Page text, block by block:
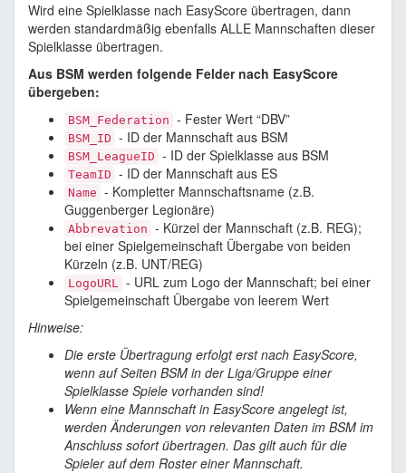
Wird eine Spielklasse nach EasyScore übertragen, dann
werden standardmäßig ebenfalls ALLE Mannschaften dieser
Spielklasse übertragen.
Aus BSM werden folgende Felder nach EasyScore
übergeben:
BSM_Federation - Fester Wert “DBV”
BSM_ID - ID der Mannschaft aus BSM
BSM_LeagueID - ID der Spielklasse aus BSM
TeamID - ID der Mannschaft aus ES
Name - Kompletter Mannschaftsname (z.B.
Guggenberger Legionäre)
Abbrevation - Kürzel der Mannschaft (z.B. REG);
bei einer Spielgemeinschaft Übergabe von beiden
Kürzeln (z.B. UNT/REG)
LogoURL - URL zum Logo der Mannschaft; bei einer
Spielgemeinschaft Übergabe von leerem Wert
Hinweise:
Die erste Übertragung erfolgt erst nach EasyScore,
wenn auf Seiten BSM in der Liga/Gruppe einer
Spielklasse Spiele vorhanden sind!
Wenn eine Mannschaft in EasyScore angelegt ist,
werden Änderungen von relevanten Daten im BSM im
Anschluss sofort übertragen. Das gilt auch für die
Spieler auf dem Roster einer Mannschaft.